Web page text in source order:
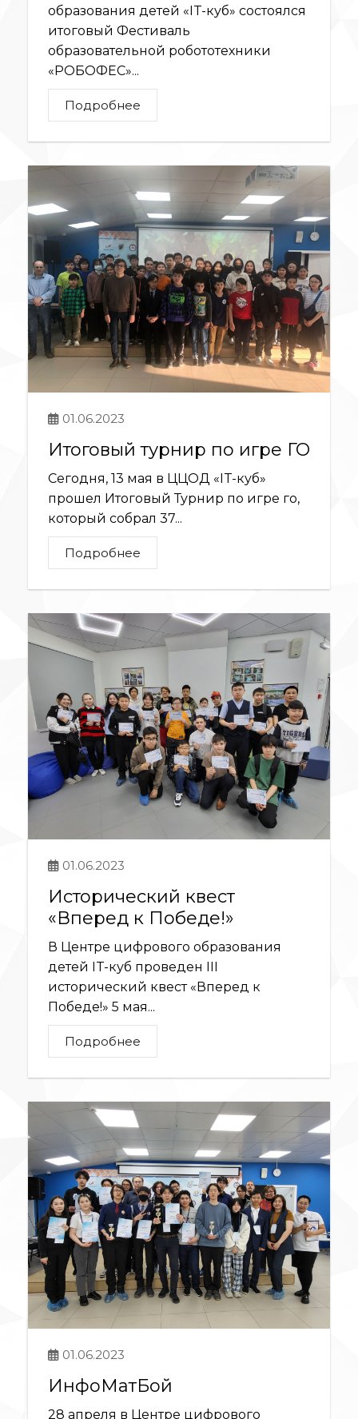
образования детей «IT-куб» состоялся
итоговый Фестиваль
образовательной робототехники
«РОБОФЕС»...
Подробнее
01.06.2023
Итоговый турнир по игре ГО
Сегодня, 13 мая в ЦЦОД «IT-куб»
прошел Итоговый Турнир по игре го,
который собрал 37...
Подробнее
01.06.2023
Исторический квест
«Вперед к Победе!»
В Центре цифрового образования
детей IT-куб проведен III
исторический квест «Вперед к
Победе!» 5 мая...
Подробнее
01.06.2023
ИнфоМатБой
28 апреля в Центре цифрового